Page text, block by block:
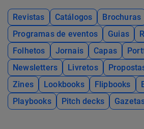
Revistas Catálogos Brochuras
Programas de eventos
Guias
Folhetos
Jornais Capas
Newsletters
Livretos
Zines
Lookbooks Flipbooks
Playbooks
Pitch decks